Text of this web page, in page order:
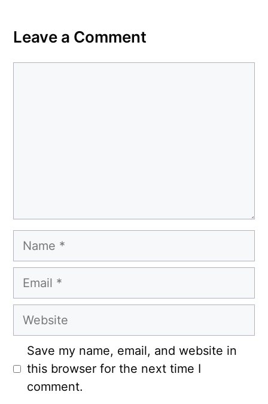
Leave a Comment
Name
Email
Website
Save my name, email, and website in
this browser for the next time I
comment.